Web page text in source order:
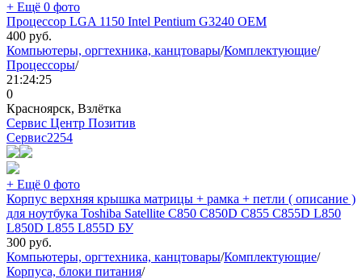
+ Ещё 0 фото
Процессор LGA 1150 Intel Pentium G3240 OEM
400 руб.
Компьютеры, оргтехника, канцтовары/Комплектующие/
Процессоры/
21:24:25
0
Красноярск, Взлётка
Сервис Центр Позитив
Сервис2254
+ Ещё 0 фото
Корпус верхняя крышка матрицы + рамка + петли ( описание )
для ноутбука Toshiba Satellite C850 C850D C855 C855D L850
L850D L855 L855D БУ
300 руб.
Компьютеры, оргтехника, канцтовары/Комплектующие/
Корпуса, блоки питания/